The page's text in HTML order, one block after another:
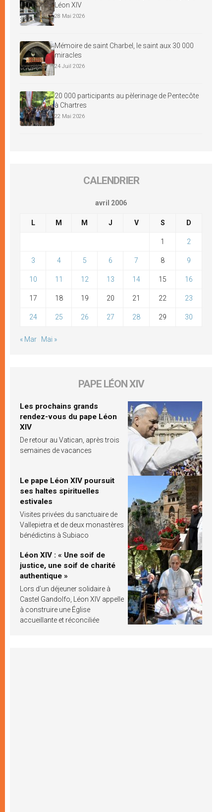
Léon XIV
28 Mai 2026
Mémoire de saint Charbel, le saint aux 30 000
miracles
24 Juil 2026
20 000 participants au pèlerinage de Pentecôte
à Chartres
22 Mai 2026
CALENDRIER
avril 2006
L M M J V S D
1 2
3 4 5 6 7 8 9
10 11 12 13 14 15 16
17 18 19 20 21 22 23
24 25 26 27 28 29 30
« Mar Mai »
PAPE LÉON XIV
Les prochains grands
rendez-vous du pape Léon
XIV
De retour au Vatican, après trois
semaines de vacances
Le pape Léon XIV poursuit
ses haltes spirituelles
estivales
Visites privées du sanctuaire de
Vallepietra et de deux monastères
bénédictins à Subiaco
Léon XIV : « Une soif de
justice, une soif de charité
authentique »
Lors d’un déjeuner solidaire à
Castel Gandolfo, Léon XIV appelle
à construire une Église
accueillante et réconciliée